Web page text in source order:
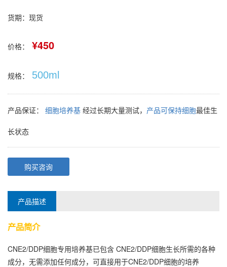
货期：现货
价格： ¥450
规格： 500ml
产品保证： 细胞培养基 经过长期大量测试， 产品可保持细胞最佳生
长状态
购买咨询
产品描述
产品简介
CNE2/DDP细胞专用培养基已包含 CNE2/DDP细胞生长所需的各种
成分，无需添加任何成分，可直接用于CNE2/DDP细胞的培养